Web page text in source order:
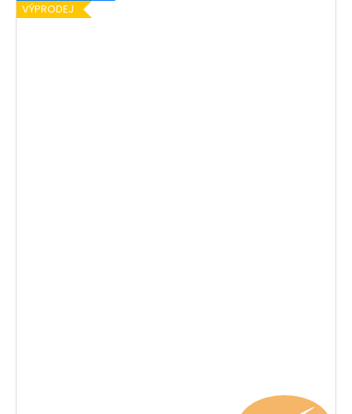
VÝPRODEJ